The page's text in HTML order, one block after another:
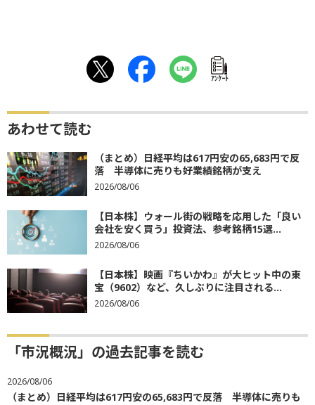
ｱﾝｹｰﾄ
あわせて読む
（まとめ）日経平均は617円安の65,683円で反
落 半導体に売りも好業績銘柄が支え
2026/08/06
【日本株】ウォール街の戦略を応用した「良い
会社を安く買う」投資法、参考銘柄15選...
2026/08/06
【日本株】映画『ちいかわ』が大ヒット中の東
宝（9602）など、久しぶりに注目される...
2026/08/06
「市況概況」の過去記事を読む
2026/08/06
（まとめ）日経平均は617円安の65,683円で反落 半導体に売りも